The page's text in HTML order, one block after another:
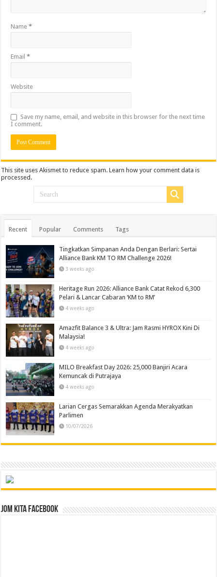
Name*
Email*
Website
Save my name, email, and website in this browser for the next time
I comment.
This site uses Akismet to reduce spam.Learn how your comment data is
processed.
Recent Popular Comments Tags
Tingkatkan Simpanan Anda Dengan Berlari: Sertai
Alliance Bank KM TO RM Challenge 2026!
3 weeks ago
Heritage Run 2026: Alliance Bank Catat Rekod 6,300
Pelari & Lancar Cabaran ‘KM to RM’
4 weeks ago
Amazfit Balance 3 & Ultra: Jam Rasmi HYROX Kini Di
Malaysia!
4 weeks ago
MILO Breakfast Day 2026: 25,000 Banjiri Acara
Kemuncak di Putrajaya
4 weeks ago
Larian Cergas Semarakkan Agenda Merakyatkan
Parlimen
10/07/2026
Jom Kita Facebook